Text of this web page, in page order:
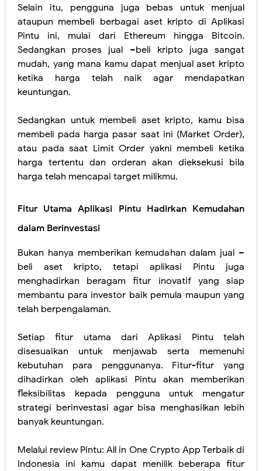
Selain itu, pengguna juga bebas untuk menjual
ataupun membeli berbagai aset kripto di Aplikasi
Pintu ini, mulai dari Ethereum hingga Bitcoin.
Sedangkan proses jual –beli kripto juga sangat
mudah, yang mana kamu dapat menjual aset kripto
ketika harga telah naik agar mendapatkan
keuntungan.
Sedangkan untuk membeli aset kripto, kamu bisa
membeli pada harga pasar saat ini (Market Order),
atau pada saat Limit Order yakni membeli ketika
harga tertentu dan orderan akan dieksekusi bila
harga telah mencapai target milikmu.
Fitur Utama Aplikasi Pintu Hadirkan Kemudahan
dalam Berinvestasi
Bukan hanya memberikan kemudahan dalam jual –
beli aset kripto, tetapi aplikasi Pintu juga
menghadirkan beragam fitur inovatif yang siap
membantu para investor baik pemula maupun yang
telah berpengalaman.
Setiap fitur utama dari Aplikasi Pintu telah
disesuaikan untuk menjawab serta memenuhi
kebutuhan para penggunanya. Fitur-fitur yang
dihadirkan oleh aplikasi Pintu akan memberikan
fleksibilitas kepada pengguna untuk mengatur
strategi berinvestasi agar bisa menghasilkan lebih
banyak keuntungan.
Melalui review Pintu: All in One Crypto App Terbaik di
Indonesia ini kamu dapat menilik beberapa fitur